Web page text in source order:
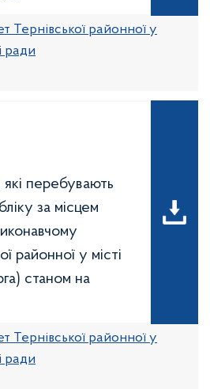
Тернівської районної у
ради
перебувають
за місцем
районної у місті
станом на
Тернівської районної у
ради